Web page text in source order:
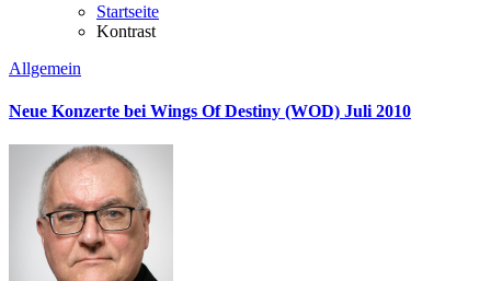
Startseite
Kontrast
Allgemein
Neue Konzerte bei Wings Of Destiny (WOD) Juli 2010